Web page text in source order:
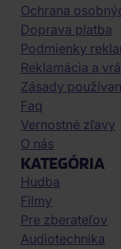
Ochrana
Doprava platba
Podmienky
Reklamácia a
Zásady
Faq
Vernostné zľavy
O nás
KATEGÓRIA
Hudba
Filmy
Pre zberateľov
Audiotechnika